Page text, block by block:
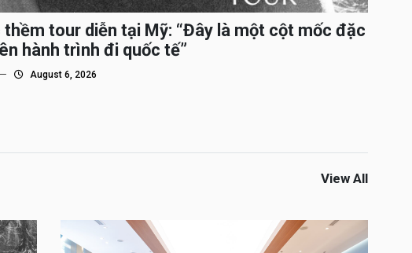
tour diễn tại Mỹ: “Đây là một cột mốc đặc
hành trình đi quốc tế”
August 6, 2026
View All